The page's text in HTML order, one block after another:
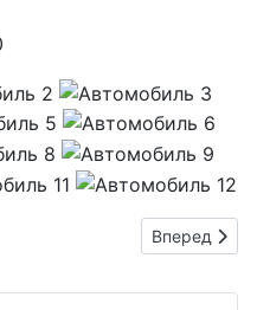
FREED 1500 IAT зеленый
Следующий:
Вперед